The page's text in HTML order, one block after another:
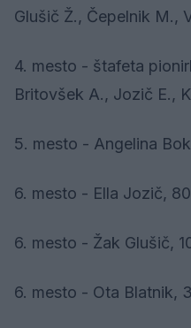
Glušič Ž., Čepelnik M.,
4. mesto - štafeta
Britovšek A., Jozič E.,
5. mesto - Angelina
6. mesto - Ella Jozič,
6. mesto - Žak Glušič,
6. mesto - Ota Blatnik,